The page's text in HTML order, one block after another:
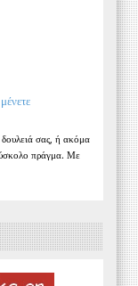
σας, ή ακόμα
πράγμα. Με